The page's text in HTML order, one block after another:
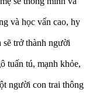
và học vấn cao, hy
trở thành người
tuấn tú, mạnh khỏe,
người con trai thông